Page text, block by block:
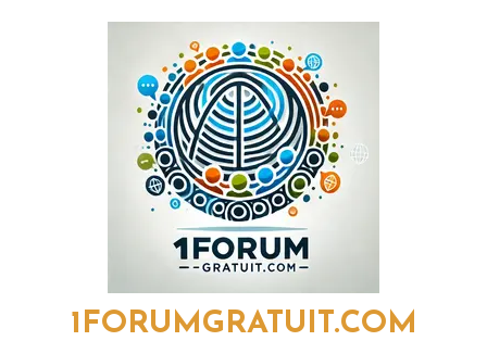
1FORUMGRATUIT.COM